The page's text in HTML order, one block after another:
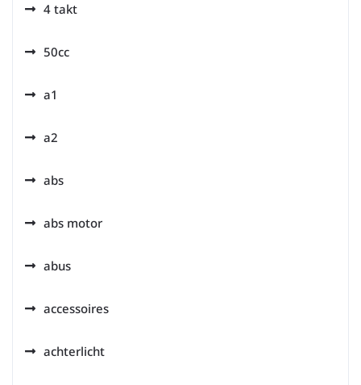
4 takt
50cc
a1
a2
abs
abs motor
abus
accessoires
achterlicht